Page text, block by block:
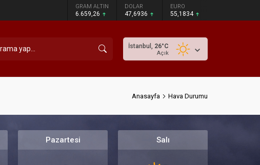
GRAM ALTIN
6.659,26
DOLAR
47,6936
EURO
55,1834
İstanbul, 26°C
Açık
Anasayfa Hava Durumu
Pazartesi Salı